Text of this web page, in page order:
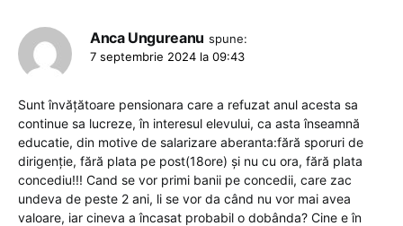
Anca Ungureanu spune:
7 septembrie 2024 la 09:43
Sunt învățătoare pensionara care a refuzat anul acesta sa
continue sa lucreze, în interesul elevului, ca asta înseamnă
educatie, din motive de salarizare aberanta:fără sporuri de
dirigenție, fără plata pe post(18ore) și nu cu ora, fără plata
concediu!!! Cand se vor primi banii pe concedii, care zac
undeva de peste 2 ani, li se vor da când nu vor mai avea
valoare, iar cineva a încasat probabil o dobânda? Cine e în